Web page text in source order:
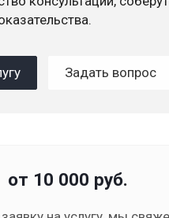
Задать вопрос
от 10 000 руб.